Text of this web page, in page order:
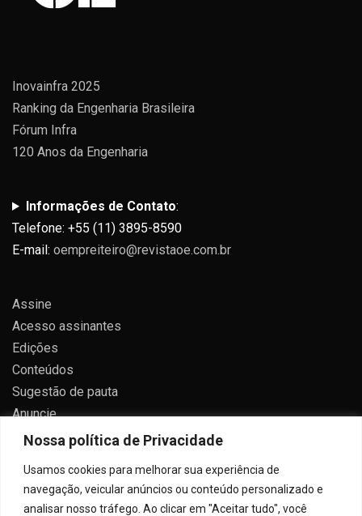
Nossa política de Privacidade
Usamos cookies para melhorar sua experiência de
navegação, veicular anúncios ou conteúdo personalizado e
analisar nosso tráfego. Ao clicar em "Aceitar tudo", você
Inovainfra 2025
Ranking da Engenharia Brasileira
Fórum Infra
120 Anos da Engenharia
Informações de Contato:
Telefone: +55 (11) 3895-8590
E-mail: oempreiteiro@revistaoe.com.br
Assine
Acesso assinantes
Edições
Conteúdos
Sugestão de pauta
Anuncie
Contato